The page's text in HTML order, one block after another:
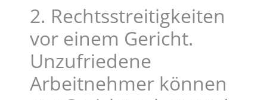
2. Rechtsstreitigkeiten
vor einem Gericht.
Unzufriedene
Arbeitnehmer können